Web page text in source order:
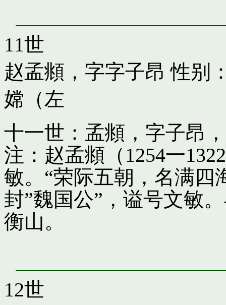
11世
赵孟頫，字字子昂 性别
嫦（左
十一世：孟頫，字子昂
注：赵孟頫（1254一
敏。“荣际五朝，名满四
封”魏国公”，谥号文敏
衡山。
12世